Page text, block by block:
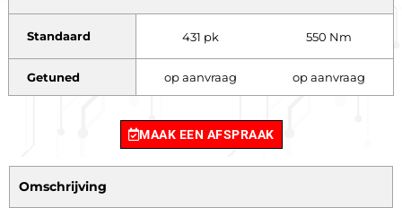
Standaard 431 pk 550 Nm
Getuned op aanvraag op aanvraag
MAAK EEN AFSPRAAK
Omschrijving